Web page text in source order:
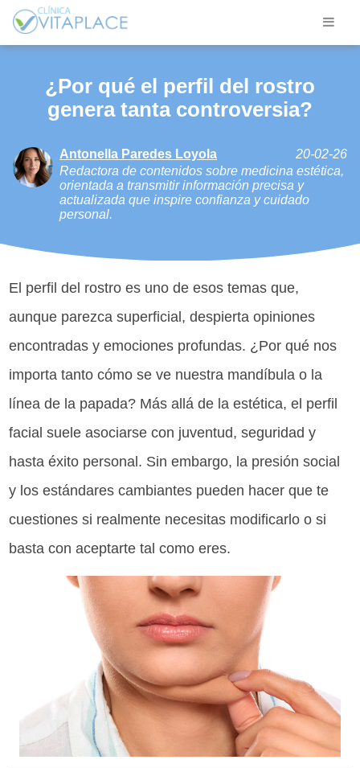
¿Por qué el perfil del rostro
genera tanta controversia?
Antonella Paredes Loyola
20-02-26
Redactora de contenidos sobre medicina estética,
orientada a transmitir información precisa y
actualizada que inspire confianza y cuidado
personal.
El perfil del rostro es uno de esos temas que,
aunque parezca superficial, despierta opiniones
encontradas y emociones profundas. ¿Por qué nos
importa tanto cómo se ve nuestra mandíbula o la
línea de la papada? Más allá de la estética, el perfil
facial suele asociarse con juventud, seguridad y
hasta éxito personal. Sin embargo, la presión social
y los estándares cambiantes pueden hacer que te
cuestiones si realmente necesitas modificarlo o si
basta con aceptarte tal como eres.